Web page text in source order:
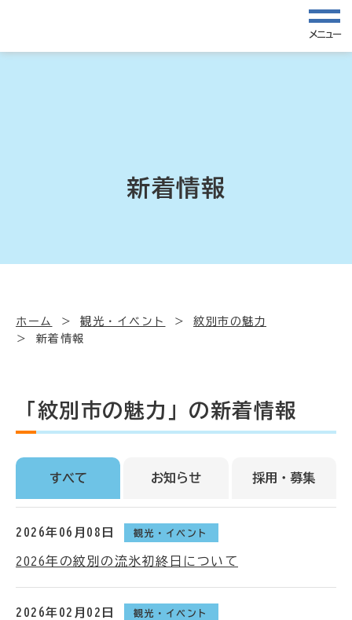
メニュー
新着情報
ホーム 観光・イベント
紋別市の魅力
新着情報
「紋別市の魅力」の新着情報
すべて お知らせ 採用・募集
2026年06月08日 観光・イベント
2026年の紋別の流氷初終日について
2026年02月02日 観光・イベント